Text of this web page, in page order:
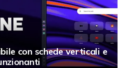
con schede verticali e